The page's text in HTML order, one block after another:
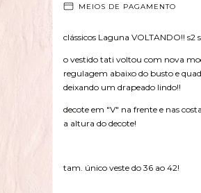
MEIOS DE PAGAMENTO
clássicos Laguna VOLTANDO!! s2
o vestido tati voltou com nova
regulagem abaixo do busto e
deixando um drapeado lindo!!
decote em "V" na frente e nas
a altura do decote!
tam. único veste do 36 ao 42!